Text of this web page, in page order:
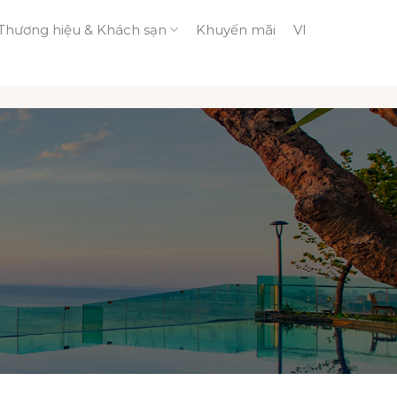
hiệu & Khách sạn Khuyến mãi VI